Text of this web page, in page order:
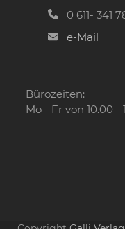
0 611- 341
e-Mail
Bürozeiten:
Mo - Fr von 10.00 -